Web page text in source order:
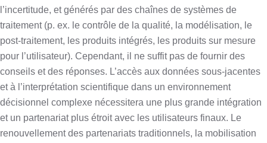
l’incertitude, et générés par des chaînes de systèmes de
traitement (p. ex. le contrôle de la qualité, la modélisation, le
post-traitement, les produits intégrés, les produits sur mesure
pour l’utilisateur). Cependant, il ne suffit pas de fournir des
conseils et des réponses. L’accès aux données sous-jacentes
et à l’interprétation scientifique dans un environnement
décisionnel complexe nécessitera une plus grande intégration
et un partenariat plus étroit avec les utilisateurs finaux. Le
renouvellement des partenariats traditionnels, la mobilisation